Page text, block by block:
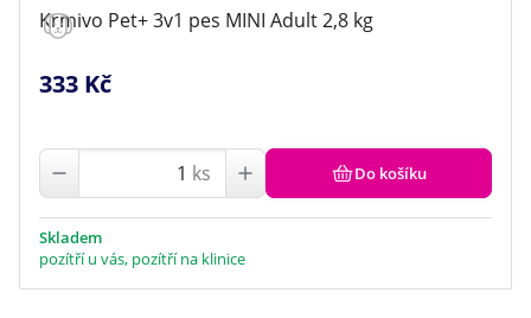
Krmivo Pet+ 3v1 pes MINI Adult 2,8 kg
333 Kč
ks Do košíku
Skladem
pozítří u vás, pozítří na klinice